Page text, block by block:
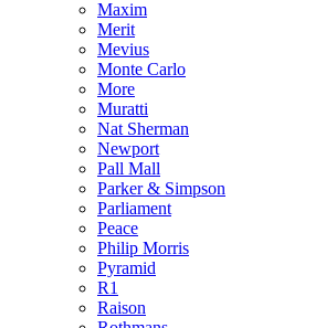
Maxim
Merit
Mevius
Monte Carlo
More
Muratti
Nat Sherman
Newport
Pall Mall
Parker & Simpson
Parliament
Peace
Philip Morris
Pyramid
R1
Raison